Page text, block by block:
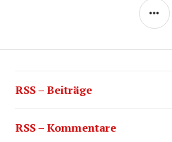
RSS – Beiträge
RSS – Kommentare